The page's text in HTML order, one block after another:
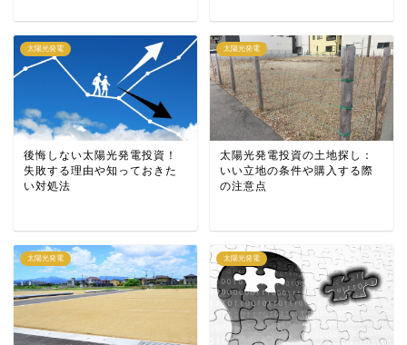
太陽光発電
後悔しない太陽光発電投資！
失敗する理由や知っておきた
い対処法
太陽光発電
太陽光発電投資の土地探し：
いい立地の条件や購入する際
の注意点
太陽光発電 太陽光発電